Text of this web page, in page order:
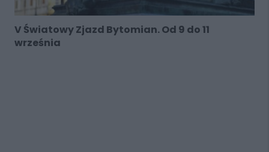
V Światowy Zjazd Bytomian. Od 9 do 11
września